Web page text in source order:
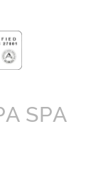
SPA